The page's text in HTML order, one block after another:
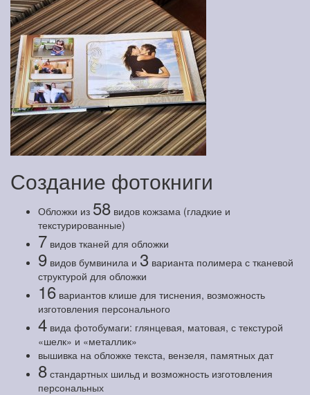
Создание фотокниги
Обложки из 58 видов кожзама (гладкие и
текстурированные)
7 видов тканей для обложки
9 видов бумвинила и 3 варианта полимера с тканевой
структурой для обложки
16 вариантов клише для тиснения, возможность
изготовления персонального
4 вида фотобумаги: глянцевая, матовая, с текстурой
«шелк» и «металлик»
вышивка на обложке текста, вензеля, памятных дат
8 стандартных шильд и возможность изготовления
персональных